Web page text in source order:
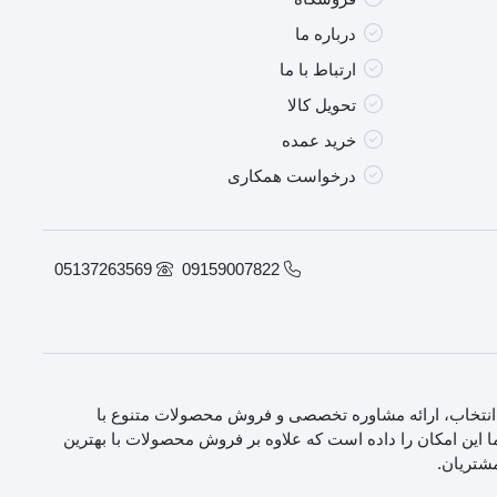
درباره ما
ارتباط با ما
تحویل کالا
خرید عمده
درخواست همکاری
09159007822
05137263569
ارائه مشاوره تخصصی و فروش محصولات متنوع با
امکان را داده است که علاوه بر فروش محصولات با بهترین